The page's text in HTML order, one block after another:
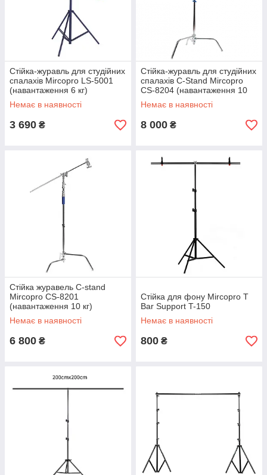
Стійка-журавль для студійних
спалахів Mircopro LS-5001
(навантаження 6 кг)
Немає в наявності
3 690 ₴
Стійка-журавль для студійних
спалахів C-Stand Mircopro
CS-8204 (навантаження 10
кг)
Немає в наявності
8 000 ₴
Стійка журавель C-stand
Mircopro CS-8201
(навантаження 10 кг)
Немає в наявності
6 800 ₴
Стійка для фону Mircopro T
Bar Support T-150
Немає в наявності
800 ₴